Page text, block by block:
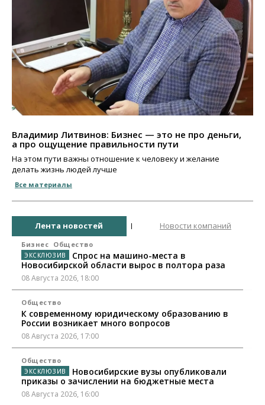
Владимир Литвинов: Бизнес — это не про деньги,
а про ощущение правильности пути
На этом пути важны отношение к человеку и желание
делать жизнь людей лучше
Все материалы
Лента новостей Новости компаний
Бизнес Общество
Спрос на машино-места в
Новосибирской области вырос в полтора раза
08 Августа 2026, 18:00
Общество
К современному юридическому образованию в
России возникает много вопросов
08 Августа 2026, 17:00
Общество
Новосибирские вузы опубликовали
приказы о зачислении на бюджетные места
08 Августа 2026, 16:00